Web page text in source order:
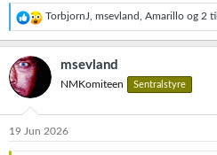
R
e
a
n
e
TorbjornJ msevland Amarillo og 2 til
msevland
NMKomiteen Sentralstyre
19 Jun 2026